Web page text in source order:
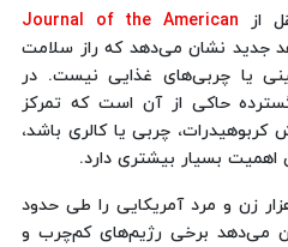
از Journal of the American
جدید نشان می‌دهد که راز سلامت
یا چربی‌های غذایی نیست. در
حاکی از آن است که تمرکز
کربوهیدرات، چربی یا کالری باشد،
بسیار بیشتری دارد.
مطالعه که نزدیک به ۲۰۰ هزار زن و مرد آمریکایی را طی حدود
می‌دهد برخی رژیم‌های کم‌چرب و